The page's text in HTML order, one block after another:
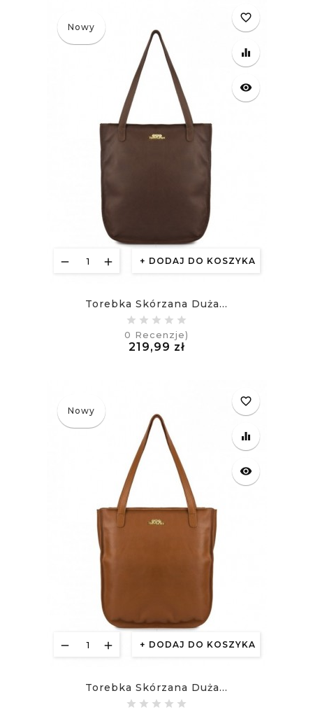
Nowy
DODAJ DO KOSZYKA
favorite_border
equalizer
visibility
Torebka Skórzana Duża...
0 Recenzje)
219,99 złCena
Nowy
DODAJ DO KOSZYKA
favorite_border
equalizer
visibility
Torebka Skórzana Duża...